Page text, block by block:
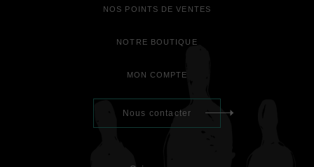
NOS POINTS DE VENTES
NOTRE BOUTIQUE
MON COMPTE
Nous contacter